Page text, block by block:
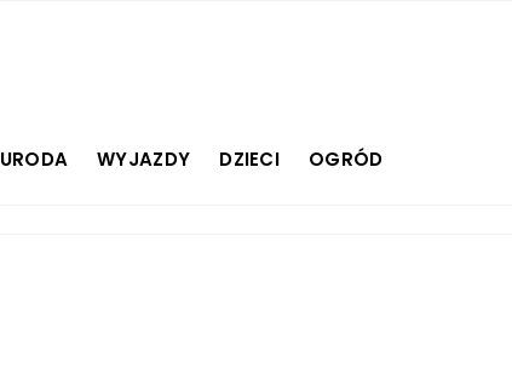
URODA WYJAZDY DZIECI OGRÓD